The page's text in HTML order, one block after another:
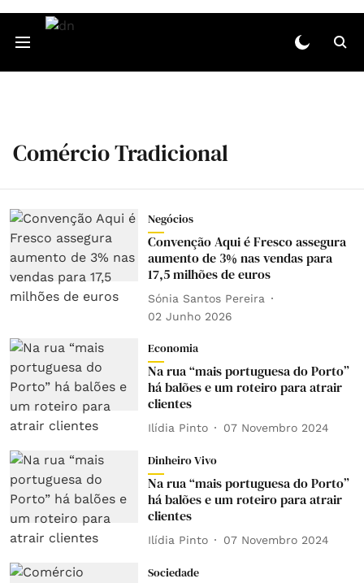
Comércio Tradicional
Negócios
Convenção Aqui é Fresco assegura
aumento de 3% nas vendas para
17,5 milhões de euros
Sónia Santos Pereira
02 Junho 2026
Economia
Na rua “mais portuguesa do Porto”
há balões e um roteiro para atrair
clientes
Ilídia Pinto 07 Novembro 2024
Dinheiro Vivo
Na rua “mais portuguesa do Porto”
há balões e um roteiro para atrair
clientes
Ilídia Pinto 07 Novembro 2024
Sociedade